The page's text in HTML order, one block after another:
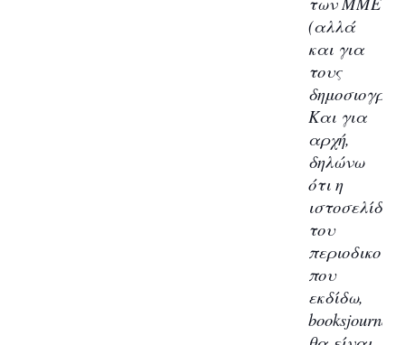
(αλλά
και για
τους
Και για
αρχή,
δηλώνω
ότι η
ιστοσελίδα
του
περιοδικού
που
εκδίδω,